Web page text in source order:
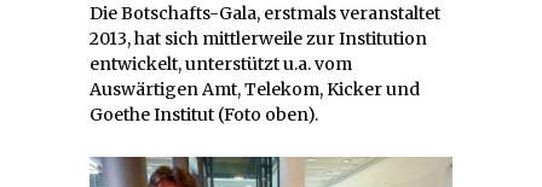
Die Botschafts-Gala, erstmals veranstaltet
2013, hat sich mittlerweile zur Institution
entwickelt, unterstützt u.a. vom
Auswärtigen Amt, Telekom, Kicker und
Goethe Institut (Foto oben).